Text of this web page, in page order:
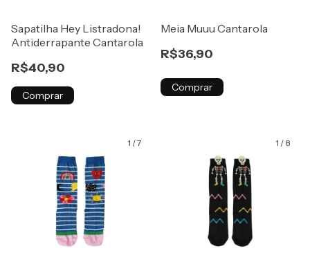
Sapatilha Hey Listradona!
Antiderrapante Cantarola
R$40,90
Comprar
Meia Muuu Cantarola
R$36,90
Comprar
1 /7 1 / 8